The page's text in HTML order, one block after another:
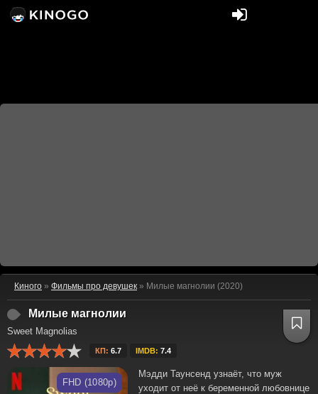
Киного » Фильмы про девушек » Милые магнолии (2020)
Милые магнолии
Sweet Magnolias
КП: 6.7 IMDB: 7.4
FHD (1080p)
Мэдди Таунсенд узнаёт, что муж
уходит от неё к беременной любовнице